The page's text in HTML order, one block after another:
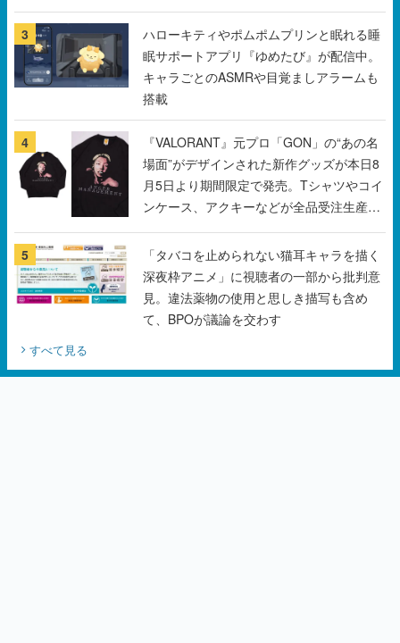
3
ハローキティやポムポムプリンと眠れる睡
眠サポートアプリ『ゆめたび』が配信中。
キャラごとのASMRや目覚ましアラームも
搭載
4
『VALORANT』元プロ「GON」の“あの名
場面”がデザインされた新作グッズが本日8
月5日より期間限定で発売。Tシャツやコイ
ンケース、アクキーなどが全品受注生産で
5
「タバコを止められない猫耳キャラを描く
深夜枠アニメ」に視聴者の一部から批判意
見。違法薬物の使用と思しき描写も含め
て、BPOが議論を交わす
すべて見る